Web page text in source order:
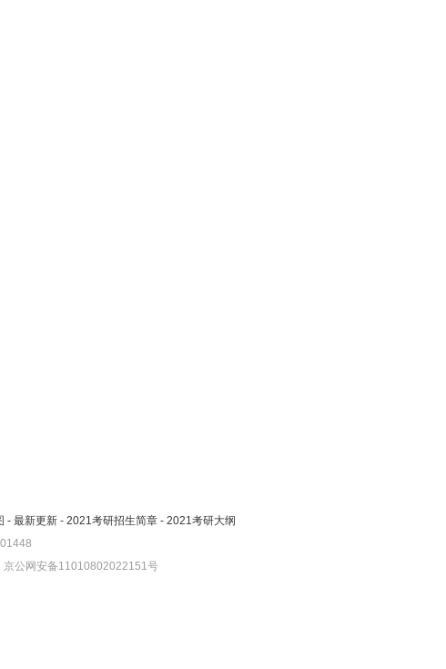
- 最新更新 - 2021考研招生简章 - 2021考研大纲
京公网安备11010802022151号